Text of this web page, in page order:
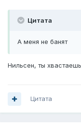
Цитата
А меня не банят
Нильсен, ты
Цитата